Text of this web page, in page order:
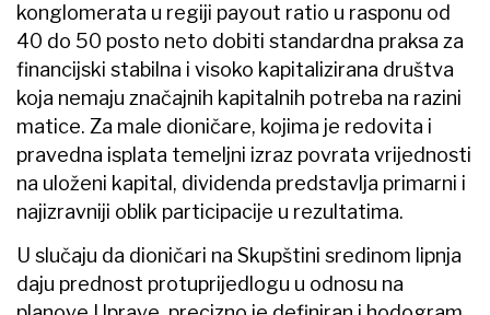
konglomerata u regiji payout ratio u rasponu od
40 do 50 posto neto dobiti standardna praksa za
financijski stabilna i visoko kapitalizirana društva
koja nemaju značajnih kapitalnih potreba na razini
matice. Za male dioničare, kojima je redovita i
pravedna isplata temeljni izraz povrata vrijednosti
na uloženi kapital, dividenda predstavlja primarni i
najizravniji oblik participacije u rezultatima.
U slučaju da dioničari na Skupštini sredinom lipnja
daju prednost protuprijedlogu u odnosu na